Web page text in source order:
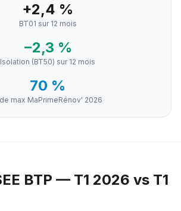
+2,4 %
BT01 sur 12 mois
−2,3 %
Isolation (BT50) sur 12 mois
70 %
max MaPrimeRénov' 2026
BTP — T1 2026 vs T1